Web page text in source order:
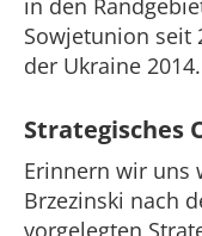
Sowjetunion seit
der Ukraine 2014.
Strategisches
Erinnern wir uns
Brzezinski nach
vorgelegten